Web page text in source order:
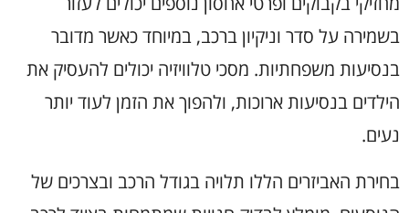
בשמירה על סדר וניקיון ברכב, במיוחד כאשר מדובר
בנסיעות משפחתיות. מסכי טלוויזיה יכולים להעסיק את
הילדים בנסיעות ארוכות, ולהפוך את הזמן לעוד יותר
נעים.
בחירת האביזרים הללו תלויה בגודל הרכב ובצרכים של